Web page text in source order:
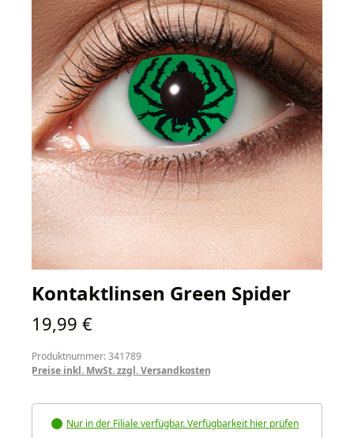
Kontaktlinsen Green Spider
Regulärer Preis:
19,99 €
Produktnummer: 341789
Preise inkl. MwSt. zzgl. Versandkosten
Nur in der Filiale verfügbar. Verfügbarkeit hier prüfen